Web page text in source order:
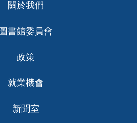
關於我們
圖書館委員會
政策
就業機會
新聞室